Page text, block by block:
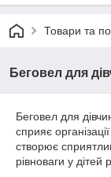
Товари та
Беговел для
Беговел для
сприяє
створює
рівноваги у дітей